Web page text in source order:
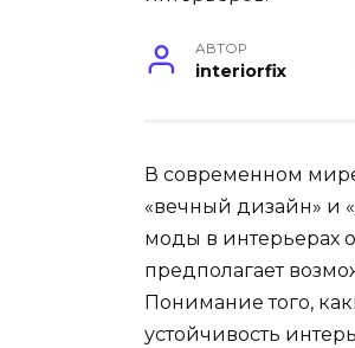
АВТОР
interiorfix
В современном
«вечный дизайн» и
моды в интерьерах
предполагает
Понимание того,
устойчивость